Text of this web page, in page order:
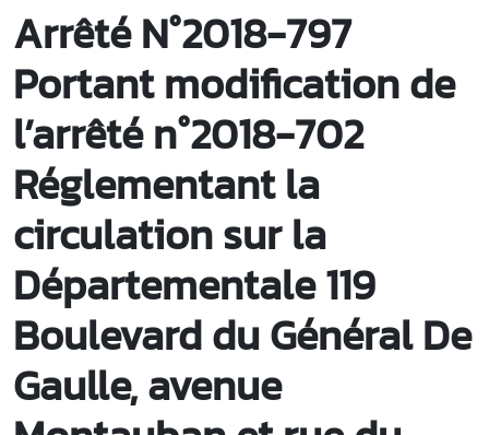
Arrêté N°2018-797
Portant modification de
l’arrêté n°2018-702
Réglementant la
circulation sur la
Départementale 119
Boulevard du Général De
Gaulle, avenue